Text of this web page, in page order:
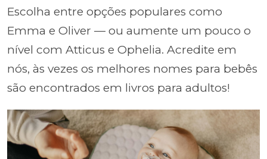
Escolha entre opções populares como
Emma e Oliver — ou aumente um pouco o
nível com Atticus e Ophelia. Acredite em
nós, às vezes os melhores nomes para bebês
são encontrados em livros para adultos!